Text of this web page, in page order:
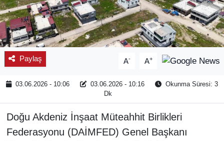
Paylaş A- A+
03.06.2026 - 10:06 03.06.2026 - 10:16
Okunma Süresi: 3
Dk
Doğu Akdeniz İnşaat Müteahhit Birlikleri
Federasyonu (DAİMFED) Genel Başkanı